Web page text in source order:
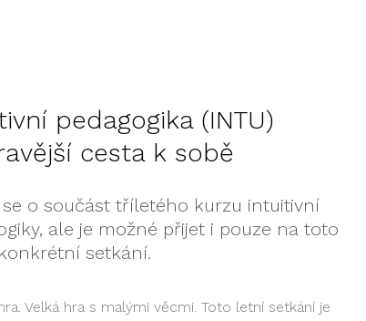
pedagogika (INTU)
cesta k sobě
o součást tříletého kurzu intuitivní
ale je možné přijet i pouze na toto
setkání.
Velká hra s malými věcmi. Toto letní setkání je